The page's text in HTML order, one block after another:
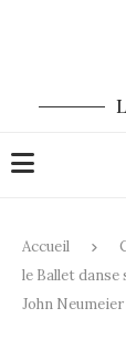
Accueil
le Ballet danse
John Neumeier